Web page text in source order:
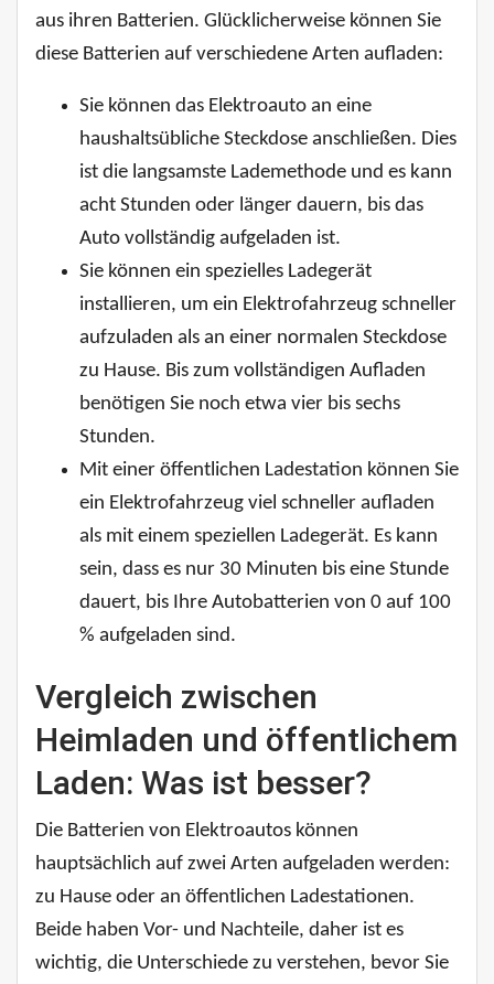
aus ihren Batterien. Glücklicherweise können Sie
diese Batterien auf verschiedene Arten aufladen:
Sie können das Elektroauto an eine
haushaltsübliche Steckdose anschließen. Dies
ist die langsamste Lademethode und es kann
acht Stunden oder länger dauern, bis das
Auto vollständig aufgeladen ist.
Sie können ein spezielles Ladegerät
installieren, um ein Elektrofahrzeug schneller
aufzuladen als an einer normalen Steckdose
zu Hause. Bis zum vollständigen Aufladen
benötigen Sie noch etwa vier bis sechs
Stunden.
Mit einer öffentlichen Ladestation können Sie
ein Elektrofahrzeug viel schneller aufladen
als mit einem speziellen Ladegerät. Es kann
sein, dass es nur 30 Minuten bis eine Stunde
dauert, bis Ihre Autobatterien von 0 auf 100
% aufgeladen sind.
Vergleich zwischen
Heimladen und öffentlichem
Laden: Was ist besser?
Die Batterien von Elektroautos können
hauptsächlich auf zwei Arten aufgeladen werden:
zu Hause oder an öffentlichen Ladestationen.
Beide haben Vor- und Nachteile, daher ist es
wichtig, die Unterschiede zu verstehen, bevor Sie